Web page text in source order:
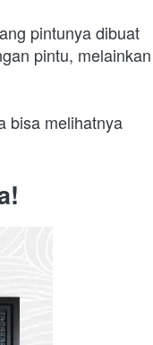
pintunya dibuat
pintu, melainkan
bisa melihatnya